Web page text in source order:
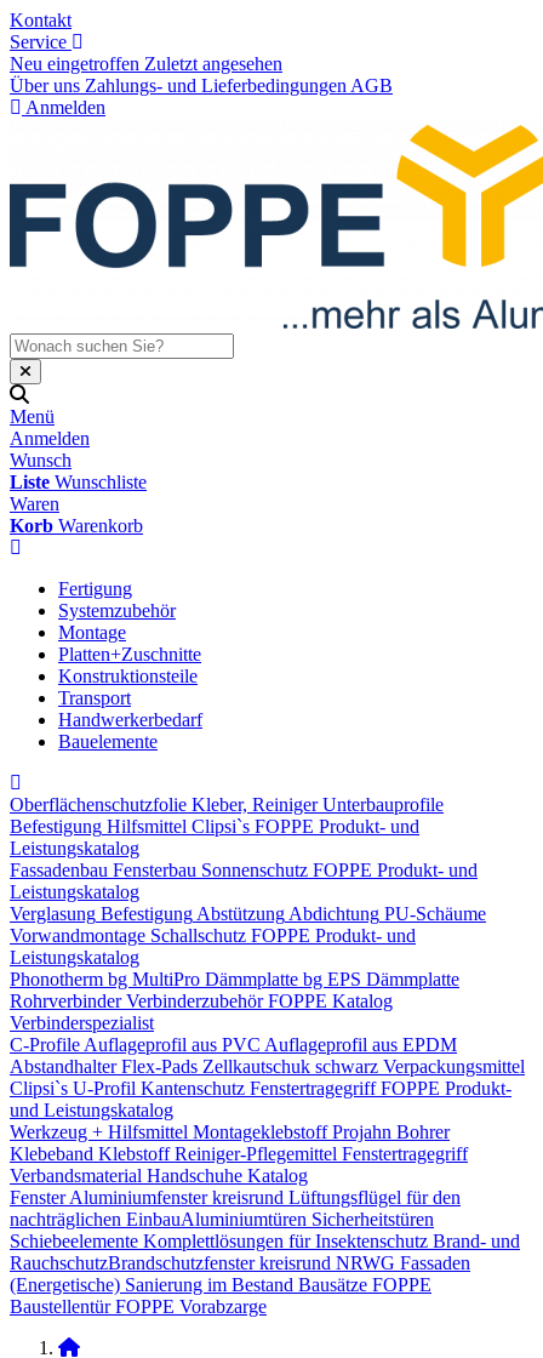
Kontakt
Service
Neu eingetroffen Zuletzt angesehen
Über uns Zahlungs- und Lieferbedingungen AGB
Anmelden
Menü
Anmelden
Wunsch
Liste Wunschliste
Waren
Korb Warenkorb
Fertigung
Systemzubehör
Montage
Platten+Zuschnitte
Konstruktionsteile
Transport
Handwerkerbedarf
Bauelemente
Oberflächenschutzfolie Kleber, Reiniger Unterbauprofile
Befestigung Hilfsmittel Clipsi`s FOPPE Produkt- und
Leistungskatalog
Fassadenbau Fensterbau Sonnenschutz FOPPE Produkt- und
Leistungskatalog
Verglasung Befestigung Abstützung Abdichtung PU-Schäume
Vorwandmontage Schallschutz FOPPE Produkt- und
Leistungskatalog
Phonotherm bg MultiPro Dämmplatte bg EPS Dämmplatte
Rohrverbinder Verbinderzubehör FOPPE Katalog
Verbinderspezialist
C-Profile Auflageprofil aus PVC Auflageprofil aus EPDM
Abstandhalter Flex-Pads Zellkautschuk schwarz Verpackungsmittel
Clipsi`s U-Profil Kantenschutz Fenstertragegriff FOPPE Produkt-
und Leistungskatalog
Werkzeug + Hilfsmittel Montageklebstoff Projahn Bohrer
Klebeband Klebstoff Reiniger-Pflegemittel Fenstertragegriff
Verbandsmaterial Handschuhe Katalog
Fenster Aluminiumfenster kreisrund Lüftungsflügel für den
nachträglichen Einbau​Aluminiumtüren Sicherheitstüren
Schiebeelemente Komplettlösungen für Insektenschutz Brand- und
Rauchschutz​Brandschutzfenster kreisrund NRWG Fassaden
(Energetische) Sanierung im Bestand Bausätze FOPPE
Baustellentür FOPPE Vorabzarge